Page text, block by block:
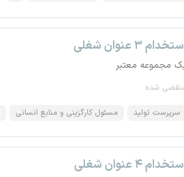
۳ عنوان شغلی
مجموعه معتبر
شده
سرپرست تولید مسئول کارگزینی و منابع انسانی
۴ عنوان شغلی